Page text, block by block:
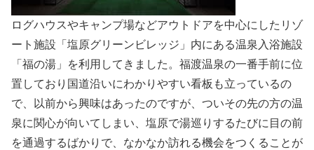
ログハウスやキャンプ場などアウトドアを中心にしたリゾ
ート施設「塩原グリーンビレッジ」内にある温泉入浴施設
「福の湯」を利用してきました。福渡温泉の一番手前に位
置しており国道沿いにわかりやすい看板も立っているの
で、以前から興味はあったのですが、ついその先の方の温
泉に関心が向いてしまい、塩原で湯巡りするたびに目の前
を通過するばかりで、なかなか訪れる機会をつくることが